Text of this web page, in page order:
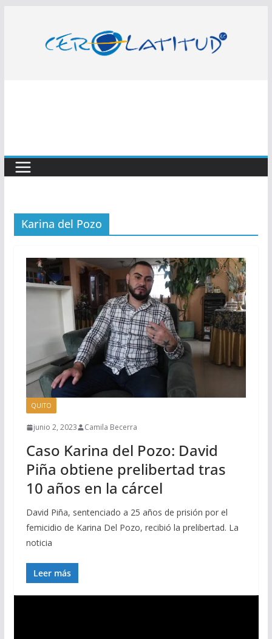
contenido
Karina del Pozo
QUITO
junio 2, 2023 Camila Becerra
Caso Karina del Pozo: David
Piña obtiene prelibertad tras
10 años en la cárcel
David Piña, sentenciado a 25 años de prisión por el
femicidio de Karina Del Pozo, recibió la prelibertad. La
noticia
Leer más